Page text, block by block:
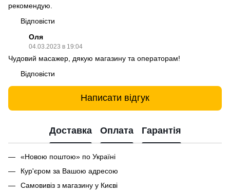
рекомендую.
Відповісти
Оля
04.03.2023 в 19:04
Чудовий масажер, дякую магазину та операторам!
Відповісти
Написати відгук
Доставка Оплата Гарантія
«Новою поштою» по Україні
Кур'єром за Вашою адресою
Самовивіз з магазину у Києві